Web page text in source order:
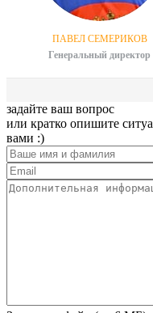
ПАВЕЛ СЕМЕРИКОВ
Генеральный директор
задайте ваш вопрос
или кратко опишите
вами :)